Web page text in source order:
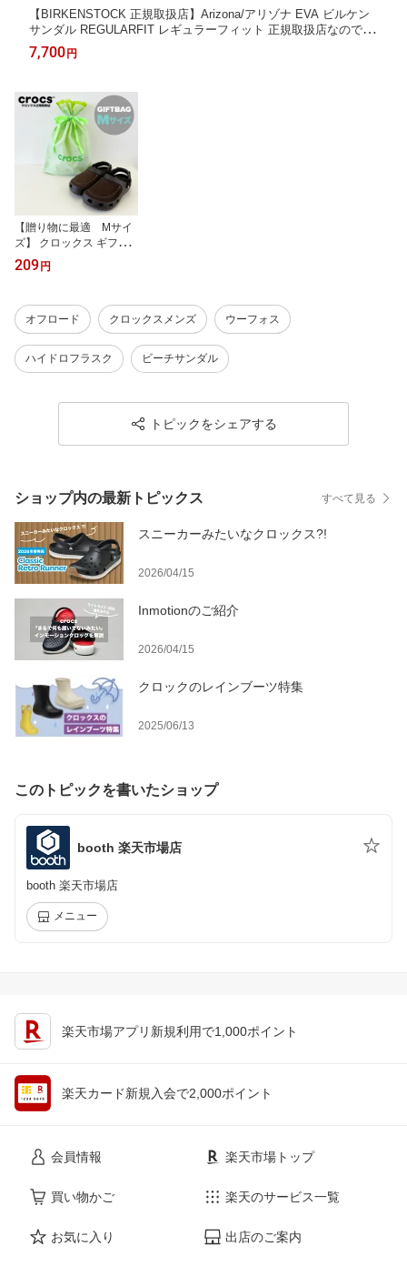
【BIRKENSTOCK 正規取扱店】Arizona/アリゾナ EVA ビルケン
サンダル REGULARFIT レギュラーフィット 正規取扱店なのでご
安心ください ge129421 ビルケンシュトック ◯
7,700 円
【贈り物に最適 Mサイ
ズ】 クロックス ギフト
バック プレゼント ラッ
ピング gift bag 贈り物 ギ
209 円
オフロード クロックスメンズ ウーフォス
ハイドロフラスク ビーチサンダル
トピックをシェアする
ショップ内の最新トピックス すべて見る
スニーカーみたいなクロックス?!
2026/04/15
Inmotionのご紹介
2026/04/15
クロックのレインブーツ特集
2025/06/13
このトピックを書いたショップ
booth 楽天市場店
booth 楽天市場店
メニュー
楽天市場アプリ新規利用で1,000ポイント
楽天カード新規入会で2,000ポイント
会員情報
買い物かご
お気に入り
楽天市場トップ
楽天のサービス一覧
出店のご案内